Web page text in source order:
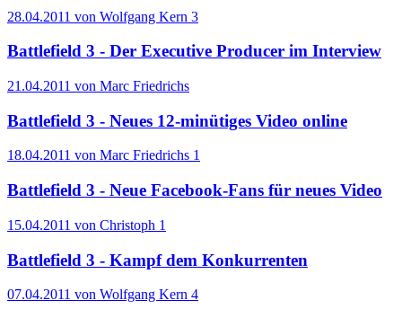
28.04.2011 von Wolfgang Kern 3
Battlefield 3 - Der Executive Producer im Interview
21.04.2011 von Marc Friedrichs
Battlefield 3 - Neues 12-minütiges Video online
18.04.2011 von Marc Friedrichs 1
Battlefield 3 - Neue Facebook-Fans für neues Video
15.04.2011 von Christoph 1
Battlefield 3 - Kampf dem Konkurrenten
07.04.2011 von Wolfgang Kern 4